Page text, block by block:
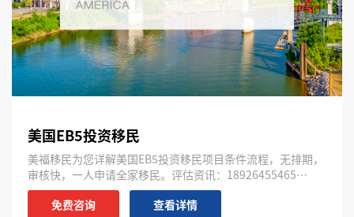
美国EB5投资移民
美福移民为您详解美国EB5投资移民项目条件流程，无排期，
审核快，一人申请全家移民。评估资讯：18926455465…
免费咨询
查看详情